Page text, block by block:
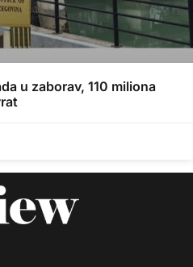
u zaborav, 110 miliona